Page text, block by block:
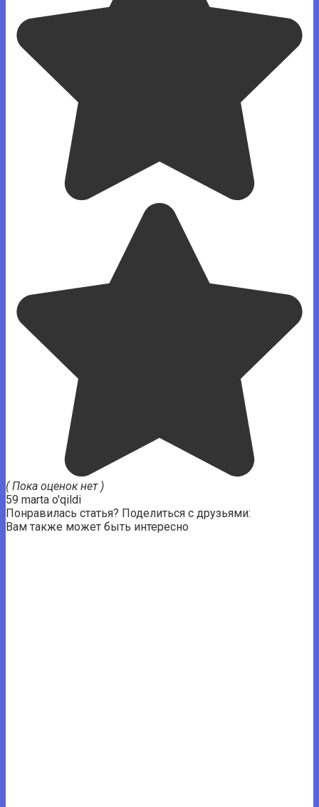
( Пока оценок нет )
59 marta o'qildi
Понравилась статья? Поделиться с друзьями:
Вам также может быть интересно